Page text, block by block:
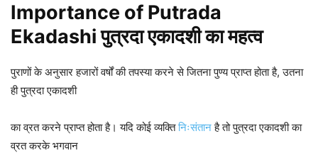
Importance of Putrada
Ekadashi पुत्रदा एकादशी का महत्व
पुराणों के अनुसार हजारों वर्षों की तपस्या करने से जितना पुण्य प्राप्त होता है, उतना
ही पुत्रदा एकादशी
का व्रत करने प्राप्त होता है। यदि कोई व्यक्तिनिःसंतानहै तो पुत्रदा एकादशी का
व्रत करके भगवान